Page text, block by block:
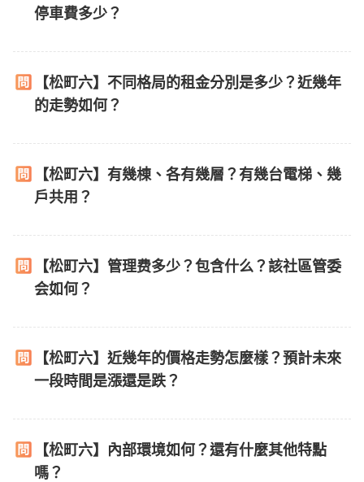
停車費多少？
【松町六】不同格局的租金分別是多少？近幾年
的走勢如何？
【松町六】有幾棟、各有幾層？有幾台電梯、幾
戶共用？
【松町六】管理费多少？包含什么？該社區管委
会如何？
【松町六】近幾年的價格走勢怎麼樣？預計未來
一段時間是漲還是跌？
【松町六】內部環境如何？還有什麼其他特點
嗎？